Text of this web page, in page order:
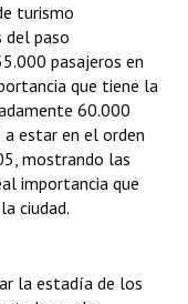
turismo
paso
pasajeros en
que tiene la
60.000
estar en el orden
mostrando las
importancia que
ciudad.
la estadía de los